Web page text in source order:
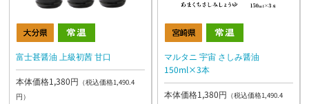
富士甚醤油 上級初茜 甘口
本体価格1,380円 （税込価格1,490.4
円）
マルタニ 宇宙 さしみ醤油
150ml×3本
本体価格1,380円 （税込価格1,490.4